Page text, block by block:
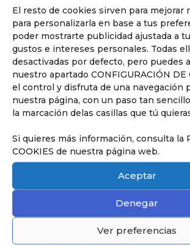
El resto de cookies sirven para mejorar
para personalizarla en base a tus
poder mostrarte publicidad ajustada a
gustos e intereses personales. Todas
desactivadas por defecto, pero puedes
nuestro apartado CONFIGURACIÓN DE
el control y disfruta de una navegación
nuestra página, con un paso tan
la marcación delas casillas que tú
Si quieres más información, consulta la
COOKIES de nuestra página web.
Aceptar
Denegar
Ver preferencias
Descubre Secundaria
obtener el Baccalauréat.